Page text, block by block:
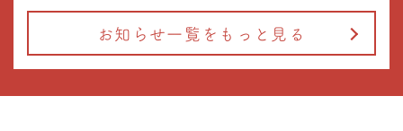
お知らせ一覧をもっと見る